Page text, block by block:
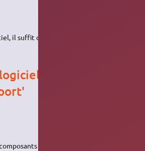
il suffit d'
pour 'interface
compatibles avec kinect.